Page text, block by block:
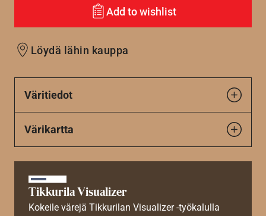
Add to wishlist
Löydä lähin kauppa
Väritiedot
Värikartta
Tikkurila Visualizer
Kokeile värejä Tikkurilan Visualizer -työkalulla